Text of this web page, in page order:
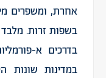
אחרת, ומשפרים
בשפות זרות.
בדרכים א-
במדינות שונות